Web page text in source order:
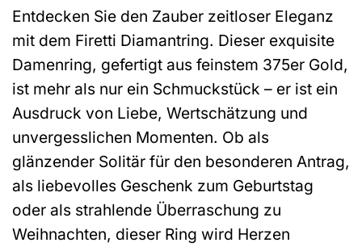
Entdecken Sie den Zauber zeitloser Eleganz
mit dem Firetti Diamantring. Dieser exquisite
Damenring, gefertigt aus feinstem 375er Gold,
ist mehr als nur ein Schmuckstück – er ist ein
Ausdruck von Liebe, Wertschätzung und
unvergesslichen Momenten. Ob als
glänzender Solitär für den besonderen Antrag,
als liebevolles Geschenk zum Geburtstag
oder als strahlende Überraschung zu
Weihnachten, dieser Ring wird Herzen